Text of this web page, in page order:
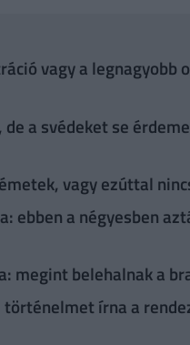
vagy a legnagyobb
a svédeket se
vagy ezúttal
ebben a négyesben
megint belehalnak a
írna a